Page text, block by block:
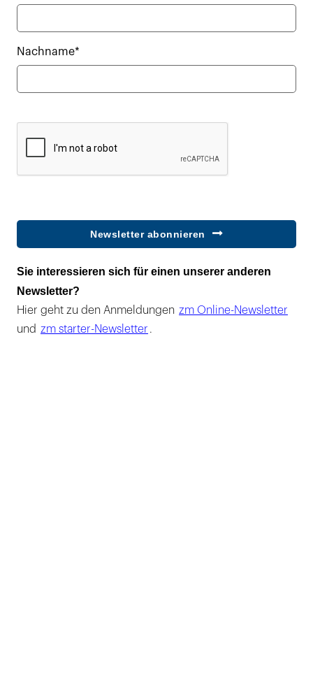
Nachname*
Newsletter abonnieren
Sie interessieren sich für einen unserer anderen
Newsletter?
Hier geht zu den Anmeldungen zm Online-Newsletter
und zm starter-Newsletter .